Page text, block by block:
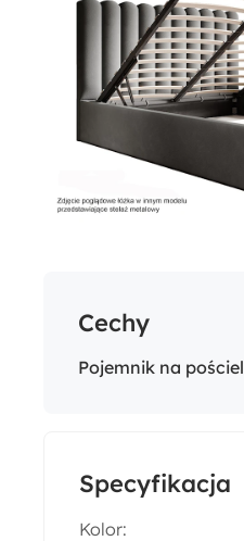
Cechy
Pojemnik na pościel
Specyfikacja
Kolor: